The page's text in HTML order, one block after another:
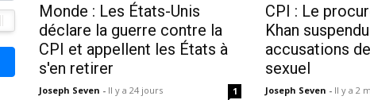
Monde : Les États-Unis
déclare la guerre contre la
CPI et appellent les États à
s'en retirer
Joseph Seven - Il y a 24 jours 1
CPI : Le
Khan
accusations
sexuel
Joseph Seven - Il y a 2